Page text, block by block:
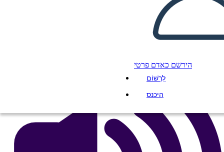
הירשם כאדם פרטי
לִרְשׁוֹם
היכנס